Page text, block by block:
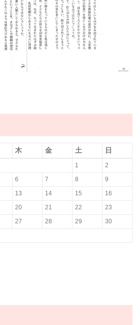
木 金 土 日
1
2
6 7 8
9
13 14 15
16
20 21 22
23
27 28 29
30